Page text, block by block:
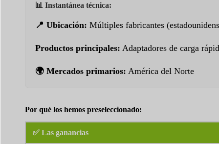
📊 Instantánea técnica:
📍 Ubicación: Múltiples fabricantes
Productos principales: Adaptadores de carga
🌍 Mercados primarios: América del Norte
Por qué los hemos preseleccionado:
✅ Las ganancias